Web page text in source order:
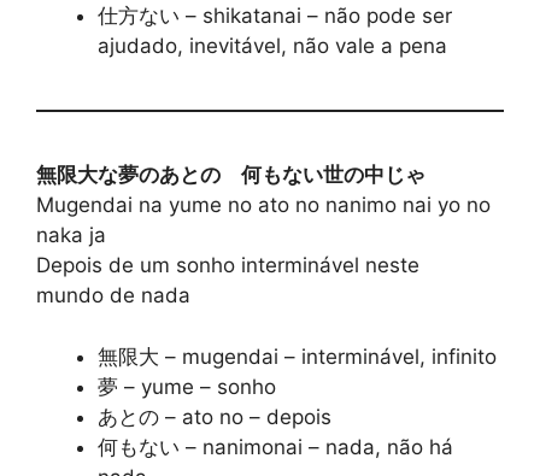
仕方ない – shikatanai – não pode ser
ajudado, inevitável, não vale a pena
無限大な夢のあとの 何もない世の中じゃ
Mugendai na yume no ato no nanimo nai yo no
naka ja
Depois de um sonho interminável neste
mundo de nada
無限大 – mugendai – interminável, infinito
夢 – yume – sonho
あとの – ato no – depois
何もない – nanimonai – nada, não há